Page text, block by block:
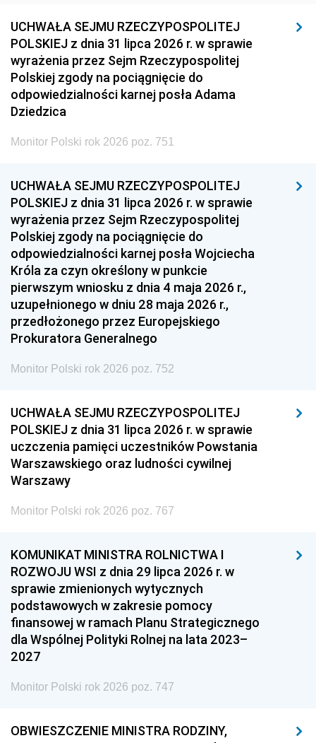
UCHWAŁA SEJMU RZECZYPOSPOLITEJ
POLSKIEJ z dnia 31 lipca 2026 r. w sprawie
wyrażenia przez Sejm Rzeczypospolitej
Polskiej zgody na pociągnięcie do
odpowiedzialności karnej posła Adama
Dziedzica
Monitor Polski rok 2026 poz. 751
UCHWAŁA SEJMU RZECZYPOSPOLITEJ
POLSKIEJ z dnia 31 lipca 2026 r. w sprawie
wyrażenia przez Sejm Rzeczypospolitej
Polskiej zgody na pociągnięcie do
odpowiedzialności karnej posła Wojciecha
Króla za czyn określony w punkcie
pierwszym wniosku z dnia 4 maja 2026 r.,
uzupełnionego w dniu 28 maja 2026 r.,
przedłożonego przez Europejskiego
Prokuratora Generalnego
Monitor Polski rok 2026 poz. 752
UCHWAŁA SEJMU RZECZYPOSPOLITEJ
POLSKIEJ z dnia 31 lipca 2026 r. w sprawie
uczczenia pamięci uczestników Powstania
Warszawskiego oraz ludności cywilnej
Warszawy
Monitor Polski rok 2026 poz. 767
KOMUNIKAT MINISTRA ROLNICTWA I
ROZWOJU WSI z dnia 29 lipca 2026 r. w
sprawie zmienionych wytycznych
podstawowych w zakresie pomocy
finansowej w ramach Planu Strategicznego
dla Wspólnej Polityki Rolnej na lata 2023–
2027
Monitor Polski rok 2026 poz. 747
OBWIESZCZENIE MINISTRA RODZINY,